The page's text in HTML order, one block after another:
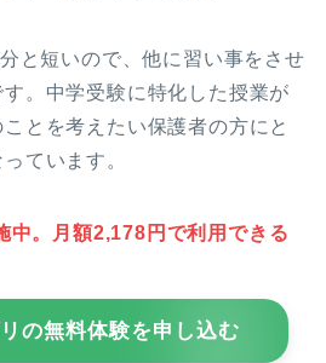
と短いので、他に習い事をさせ
。中学受験に特化した授業が
とを考えたい保護者の方にと
ています。
中。月額2,178円で利用できる
の無料体験を申し込む